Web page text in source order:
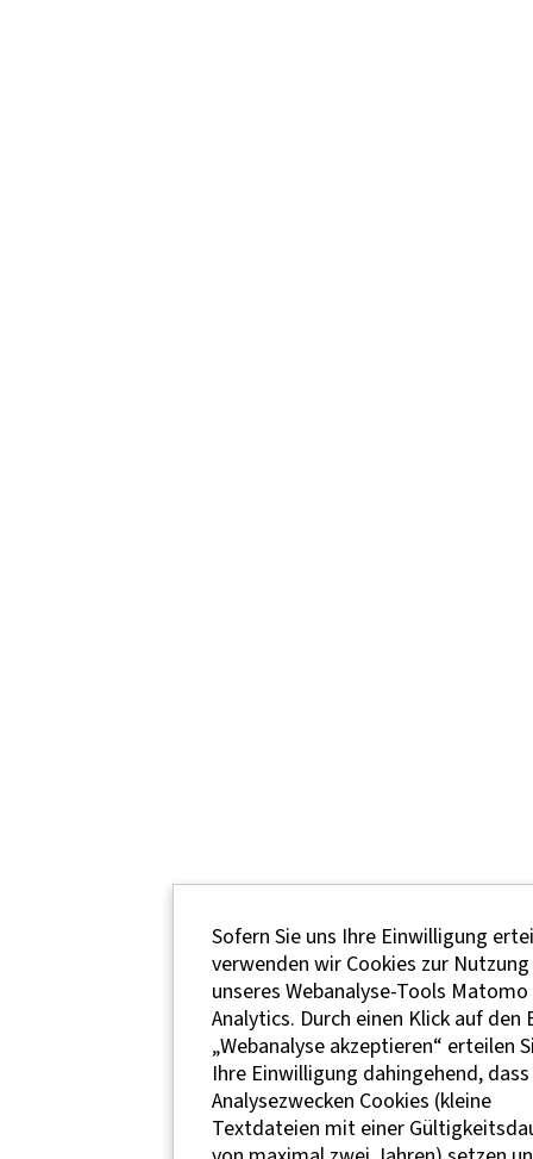
Sofern Sie uns Ihre Einwilligung
verwenden wir Cookies zur Nutzung
unseres Webanalyse-Tools Matomo
Analytics. Durch einen Klick auf den
„Webanalyse akzeptieren“ erteilen
Ihre Einwilligung dahingehend,
Analysezwecken Cookies (kleine
Textdateien mit einer